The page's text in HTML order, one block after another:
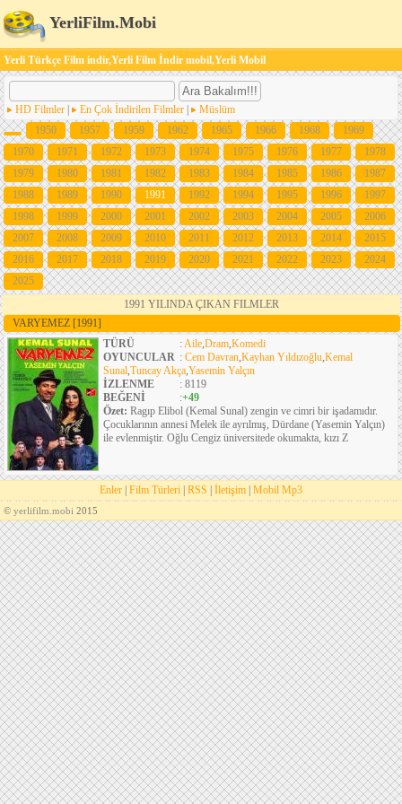
YerliFilm.Mobi
Yerli Türkçe Film indir,Yerli Film İndir mobil,Yerli Mobil
HD Filmler En Çok İndirilen Filmler
Müslüm
1950
1957 1959 1962 1965 1966 1968
1969
1970
1971 1972 1973 1974 1975 1976 1977
1978
1979
1980 1981 1982 1983 1984 1985 1986
1987
1988
1989 1990 1991 1992 1994 1995 1996
1997
1998
1999 2000 2001 2002 2003 2004 2005
2006
2007
2008 2009 2010 2011 2012 2013 2014
2015
2016
2017 2018 2019 2020 2021 2022 2023
2024
2025
1991 YILINDA ÇIKAN FILMLER
VARYEMEZ [1991]
TÜRÜ
:Aile,Dram,Komedi
OYUNCULAR : Cem Davran,Kayhan Yıldızoğlu,Kemal
Sunal,Tuncay Akça,Yasemin Yalçın
İZLENME
: 8119
BEĞENİ
:+49
Özet: Ragıp Elibol (Kemal Sunal) zengin ve cimri bir işadamıdır.
Çocuklarının annesi Melek ile ayrılmış, Dürdane (Yasemin Yalçın)
ile evlenmiştir. Oğlu Cengiz üniversitede okumakta, kızı Z
Enler Film Türleri RSS İletişim Mobil Mp3
© yerlifilm.mobi 2015